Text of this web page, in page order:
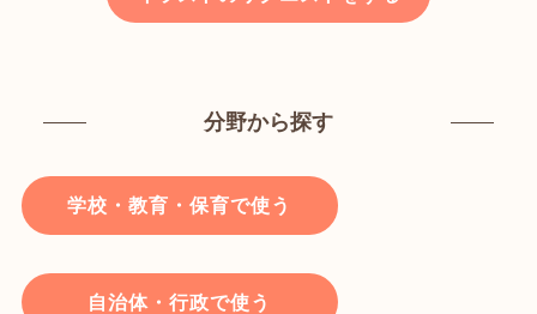
分野から探す
学校・教育・保育で使う
自治体・行政で使う